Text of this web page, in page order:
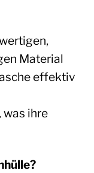
Material
effektiv
was ihre